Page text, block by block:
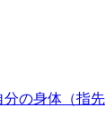
分の身体（指先